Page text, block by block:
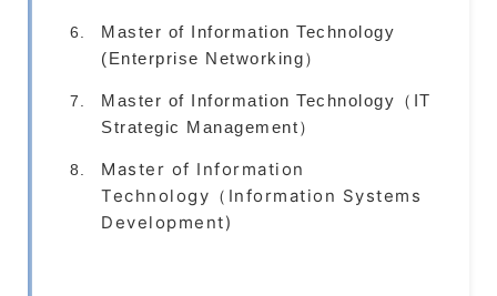
Master of Information Technology
(Enterprise Networking）
Master of Information Technology（ IT
Strategic Management）
Master of Information
Technology（Information Systems
Development)